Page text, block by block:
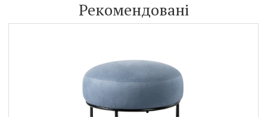
Рекомендовані